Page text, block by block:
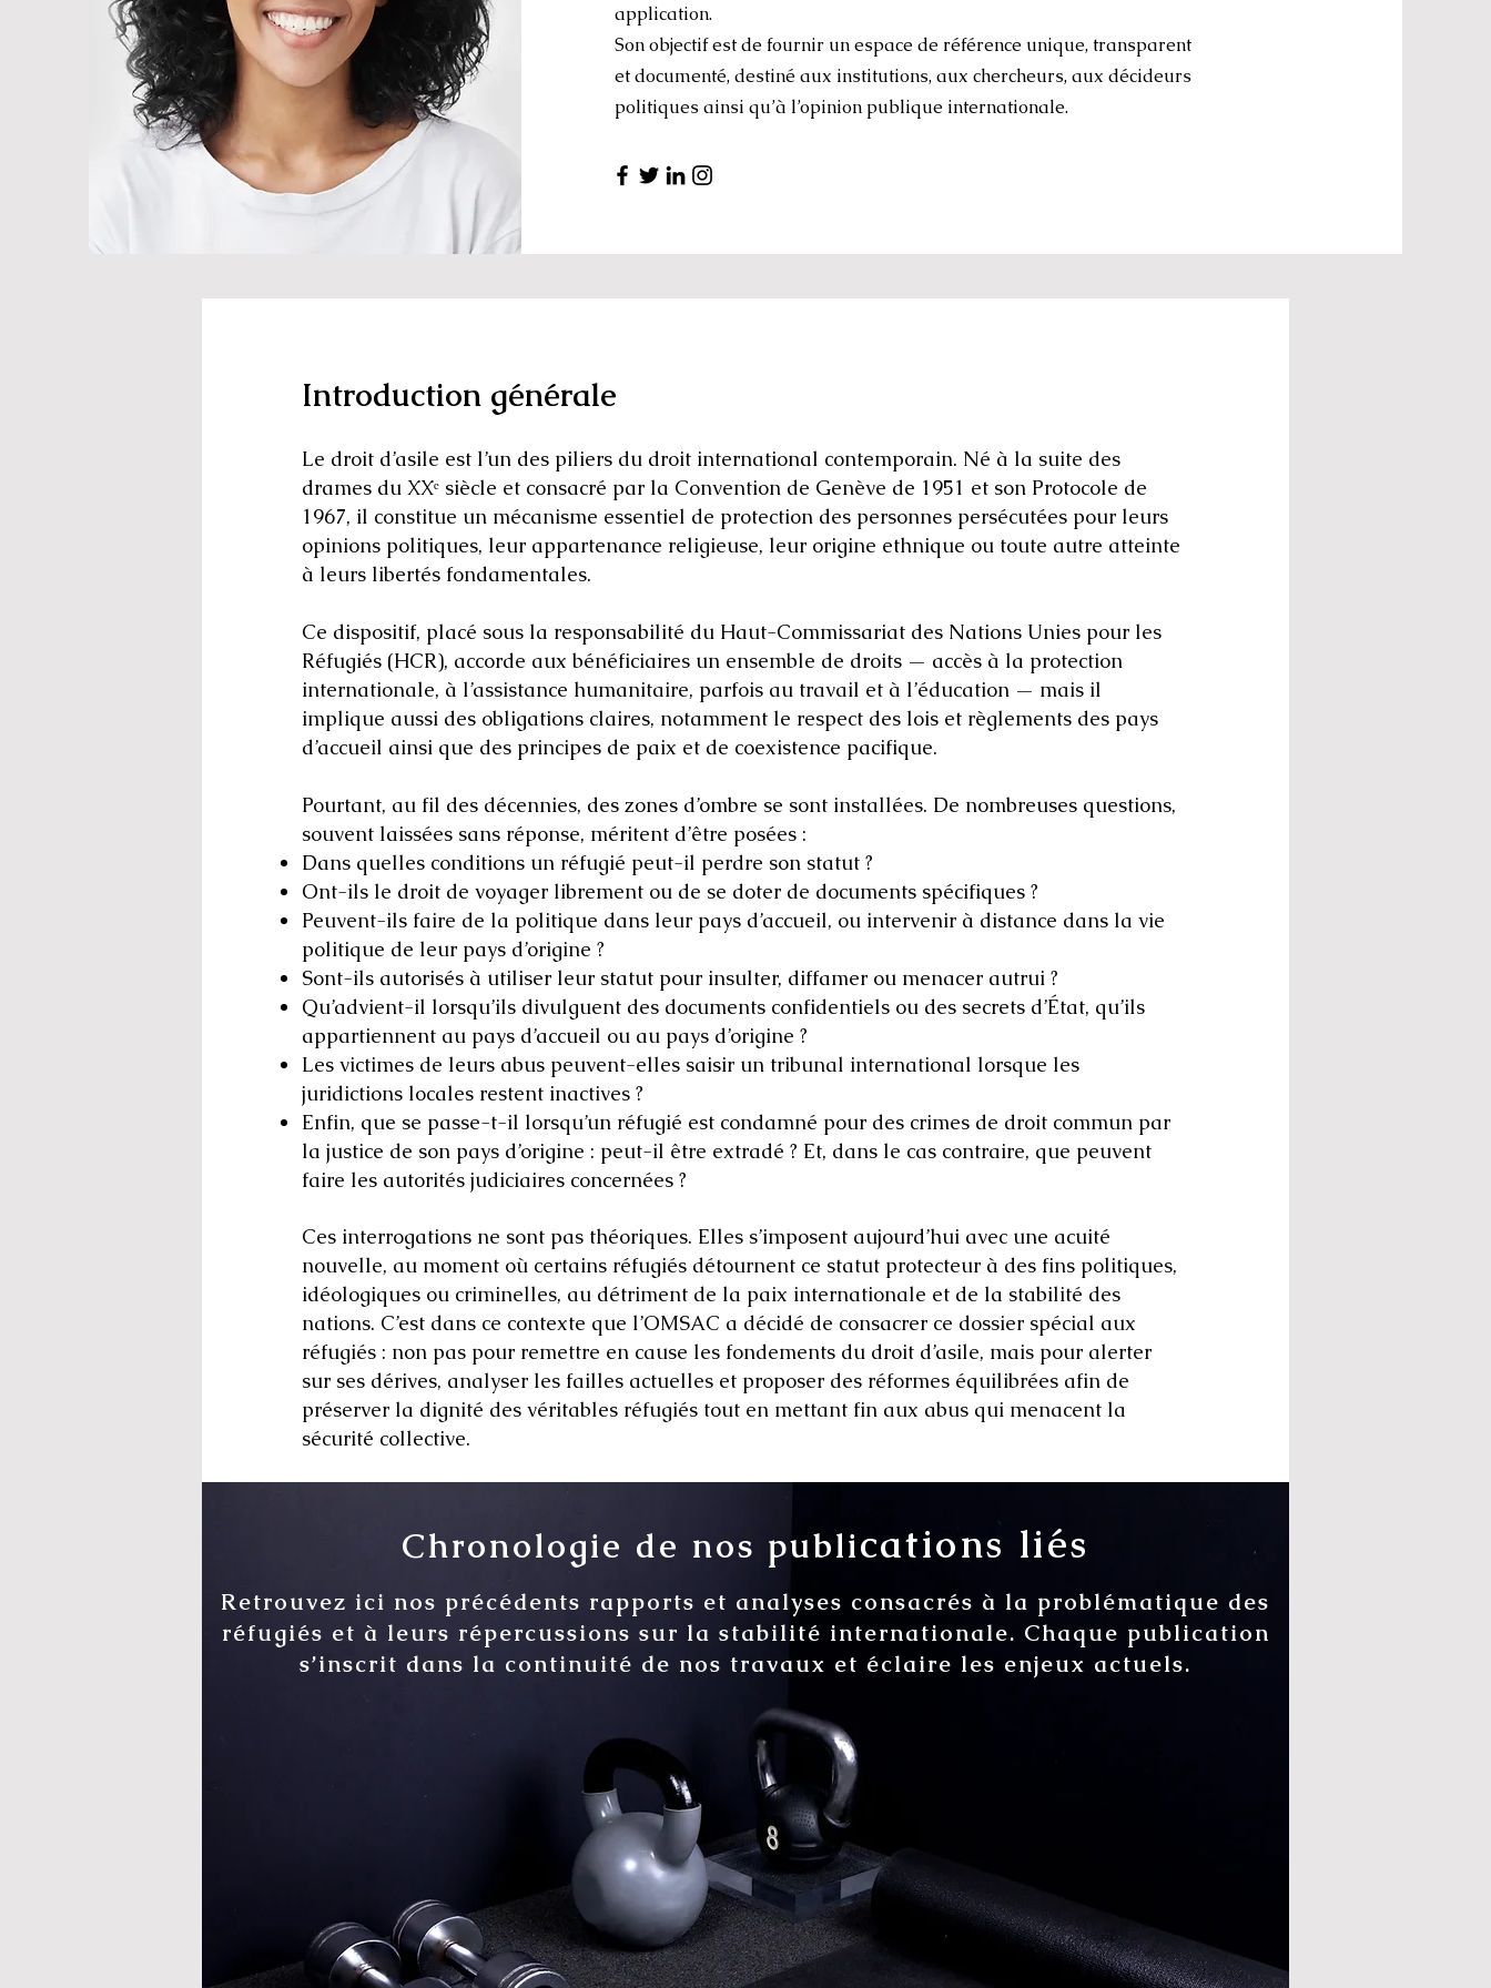
application.
Son objectif est de fournir un espace de référence unique, transparent
et documenté, destiné aux institutions, aux chercheurs, aux décideurs
politiques ainsi qu’à l’opinion publique internationale.
Introduction générale
Le droit d’asile est l’un des piliers du droit international contemporain. Né à la suite des
drames du XXᵉ siècle et consacré par la Convention de Genève de 1951 et son Protocole de
1967, il constitue un mécanisme essentiel de protection des personnes persécutées pour leurs
opinions politiques, leur appartenance religieuse, leur origine ethnique ou toute autre atteinte
à leurs libertés fondamentales.
Ce dispositif, placé sous la responsabilité du Haut-Commissariat des Nations Unies pour les
Réfugiés (HCR), accorde aux bénéficiaires un ensemble de droits — accès à la protection
internationale, à l’assistance humanitaire, parfois au travail et à l’éducation — mais il
implique aussi des obligations claires, notamment le respect des lois et règlements des pays
d’accueil ainsi que des principes de paix et de coexistence pacifique.
Pourtant, au fil des décennies, des zones d’ombre se sont installées. De nombreuses questions,
souvent laissées sans réponse, méritent d’être posées :
Dans quelles conditions un réfugié peut-il perdre son statut ?
Ont-ils le droit de voyager librement ou de se doter de documents spécifiques ?
Peuvent-ils faire de la politique dans leur pays d’accueil, ou intervenir à distance dans la vie
politique de leur pays d’origine ?
Sont-ils autorisés à utiliser leur statut pour insulter, diffamer ou menacer autrui ?
Qu’advient-il lorsqu’ils divulguent des documents confidentiels ou des secrets d’État, qu’ils
appartiennent au pays d’accueil ou au pays d’origine ?
Les victimes de leurs abus peuvent-elles saisir un tribunal international lorsque les
juridictions locales restent inactives ?
Enfin, que se passe-t-il lorsqu’un réfugié est condamné pour des crimes de droit commun par
la justice de son pays d’origine : peut-il être extradé ? Et, dans le cas contraire, que peuvent
faire les autorités judiciaires concernées ?
Ces interrogations ne sont pas théoriques. Elles s’imposent aujourd’hui avec une acuité
nouvelle, au moment où certains réfugiés détournent ce statut protecteur à des fins politiques,
idéologiques ou criminelles, au détriment de la paix internationale et de la stabilité des
nations. C’est dans ce contexte que l’OMSAC a décidé de consacrer ce dossier spécial aux
réfugiés : non pas pour remettre en cause les fondements du droit d’asile, mais pour alerter
sur ses dérives, analyser les failles actuelles et proposer des réformes équilibrées afin de
préserver la dignité des véritables réfugiés tout en mettant fin aux abus qui menacent la
sécurité collective.
Chronologie de nos publications liés
Retrouvez ici nos précédents rapports et analyses consacrés à la problématique des
réfugiés et à leurs répercussions sur la stabilité internationale. Chaque publication
s’inscrit dans la continuité de nos travaux et éclaire les enjeux actuels.